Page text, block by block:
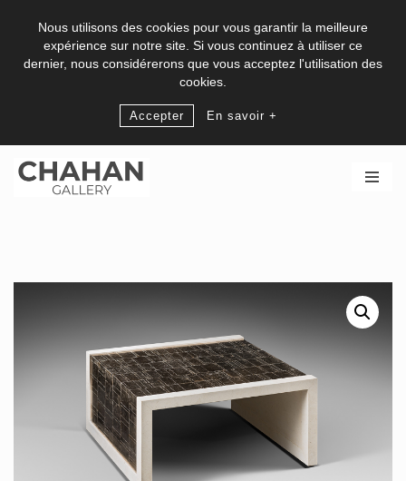
Nous utilisons des cookies pour vous garantir la meilleure
expérience sur notre site. Si vous continuez à utiliser ce
dernier, nous considérerons que vous acceptez l'utilisation des
cookies.
Accepter En savoir +